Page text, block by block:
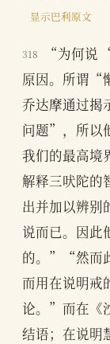
显示巴利原文
318
“为何说
原因。所谓“
乔达摩通过揭
问题”，所以
我们的最高
解释三吠陀的
出并加以辨别
说而已。因此
的。”“然而
而用在说明戒
论。”而在《
结语；在说明